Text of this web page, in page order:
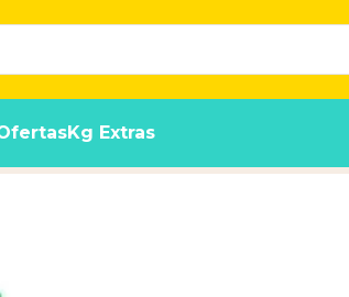
Kg Extras
X 3 Kg